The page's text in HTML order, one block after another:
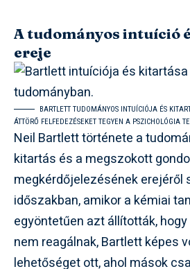
A tudományos intuíció
ereje
BARTLETT TUDOMÁNYOS INTUÍCIÓJA ÉS
ÁTTÖRŐ FELFEDEZÉSEKET TEGYEN A PSZICHOLÓGIA
Neil Bartlett története a
kitartás és a megszokott
megkérdőjelezésének erejéről
időszakban, amikor a kémiai
egyöntetűen azt állították,
nem reagálnak, Bartlett képes
lehetőséget ott, ahol mások